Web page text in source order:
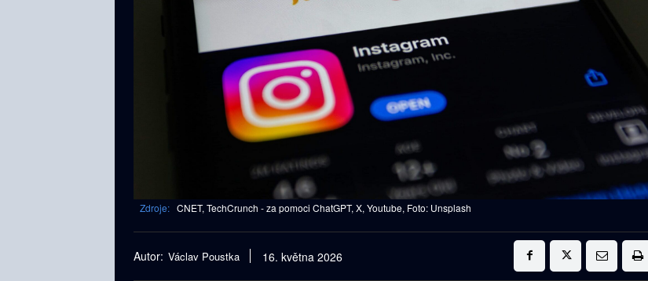
Zdroje: CNET, TechCrunch - za pomoci ChatGPT, X, Youtube, Foto: Unsplash
Autor: Václav Poustka 16. května 2026